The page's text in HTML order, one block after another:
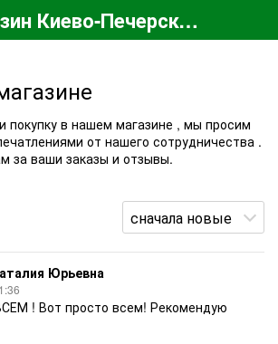
Магазин Киево-Печерской Лавры
покупку в нашем магазине , мы просим
от нашего сотрудничества .
за ваши заказы и отзывы.
Юрьевна
! Вот просто всем! Рекомендую